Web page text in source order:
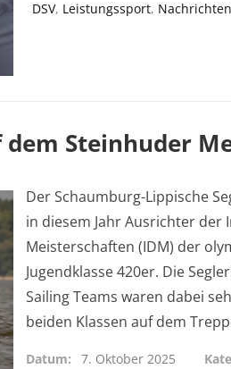
DSV, Leistungssport, Nachrichten
dem Steinhuder
Der Schaumburg-Lippische
in diesem Jahr Ausrichter
Meisterschaften (IDM) der
Jugendklasse 420er. Die
Sailing Teams waren dabei
beiden Klassen auf dem
Datum 7. Oktober 2025